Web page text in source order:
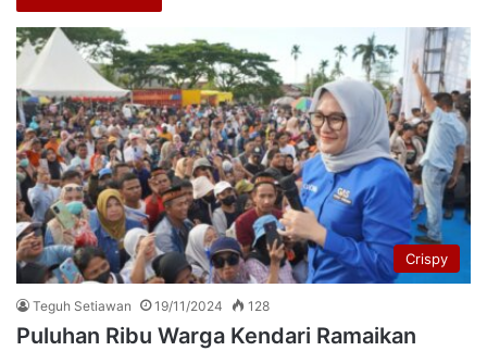
Crispy
Teguh Setiawan 19/11/2024 128
Puluhan Ribu Warga Kendari Ramaikan